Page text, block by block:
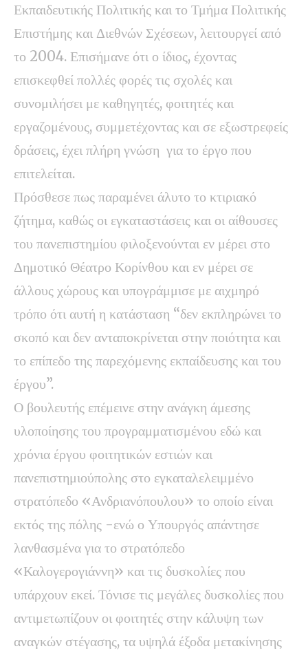
Εκπαιδευτικής Πολιτικής και το Τμήμα Πολιτικής
Επιστήμης και Διεθνών Σχέσεων, λειτουργεί από
το 2004. Επισήμανε ότι ο ίδιος, έχοντας
επισκεφθεί πολλές φορές τις σχολές και
συνομιλήσει με καθηγητές, φοιτητές και
εργαζομένους, συμμετέχοντας και σε εξωστρεφείς
δράσεις, έχει πλήρη γνώση για το έργο που
επιτελείται.
Πρόσθεσε πως παραμένει άλυτο το κτιριακό
ζήτημα, καθώς οι εγκαταστάσεις και οι αίθουσες
του πανεπιστημίου φιλοξενούνται εν μέρει στο
Δημοτικό Θέατρο Κορίνθου και εν μέρει σε
άλλους χώρους και υπογράμμισε με αιχμηρό
τρόπο ότι αυτή η κατάσταση “δεν εκπληρώνει το
σκοπό και δεν ανταποκρίνεται στην ποιότητα και
το επίπεδο της παρεχόμενης εκπαίδευσης και του
έργου”.
Ο βουλευτής επέμεινε στην ανάγκη άμεσης
υλοποίησης του προγραμματισμένου εδώ και
χρόνια έργου φοιτητικών εστιών και
πανεπιστημιούπολης στο εγκαταλελειμμένο
στρατόπεδο «Ανδριανόπουλου» το οποίο είναι
εκτός της πόλης -ενώ ο Υπουργός απάντησε
λανθασμένα για το στρατόπεδο
«Καλογερογιάννη» και τις δυσκολίες που
υπάρχουν εκεί. Τόνισε τις μεγάλες δυσκολίες που
αντιμετωπίζουν οι φοιτητές στην κάλυψη των
αναγκών στέγασης, τα υψηλά έξοδα μετακίνησης